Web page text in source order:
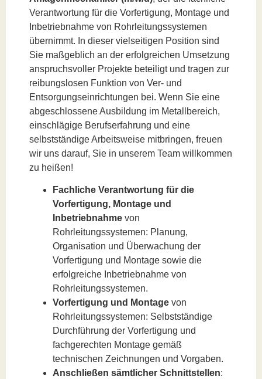
Verantwortung für die Vorfertigung, Montage und
Inbetriebnahme von Rohrleitungssystemen
übernimmt. In dieser vielseitigen Position sind
Sie maßgeblich an der erfolgreichen Umsetzung
anspruchsvoller Projekte beteiligt und tragen zur
reibungslosen Funktion von Ver- und
Entsorgungseinrichtungen bei. Wenn Sie eine
abgeschlossene Ausbildung im Metallbereich,
einschlägige Berufserfahrung und eine
selbstständige Arbeitsweise mitbringen, freuen
wir uns darauf, Sie in unserem Team willkommen
zu heißen!
Fachliche Verantwortung für die
Vorfertigung, Montage und
Inbetriebnahme von
Rohrleitungssystemen: Planung,
Organisation und Überwachung der
Vorfertigung und Montage sowie die
erfolgreiche Inbetriebnahme von
Rohrleitungssystemen.
Vorfertigung und Montage von
Rohrleitungssystemen: Selbstständige
Durchführung der Vorfertigung und
fachgerechten Montage gemäß
technischen Zeichnungen und Vorgaben.
Anschließen sämtlicher Schnittstellen: